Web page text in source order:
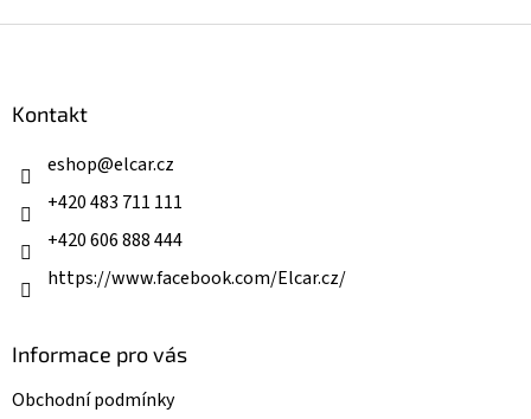
Kontakt
eshop@elcar.cz
+420 483 711 111
+420 606 888 444
https://www.facebook.com/Elcar.cz/
Informace pro vás
Obchodní podmínky